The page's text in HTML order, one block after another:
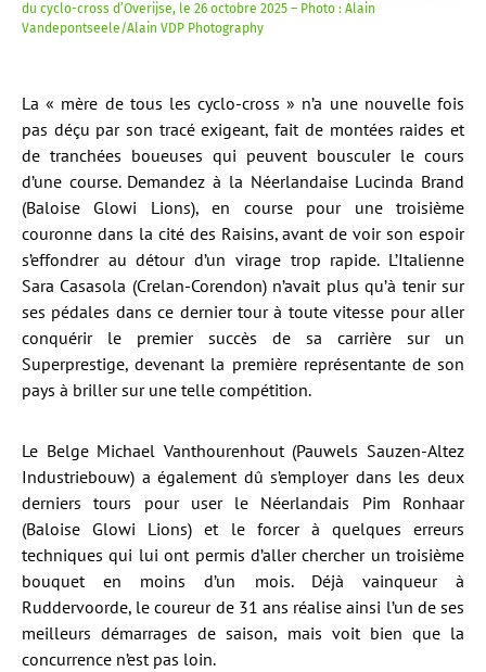
du cyclo-cross d’Overijse, le 26 octobre 2025 – Photo : Alain
Vandepontseele/Alain VDP Photography
La « mère de tous les cyclo-cross » n’a une nouvelle fois
pas déçu par son tracé exigeant, fait de montées raides et
de tranchées boueuses qui peuvent bousculer le cours
d’une course. Demandez à la Néerlandaise Lucinda Brand
(Baloise Glowi Lions), en course pour une troisième
couronne dans la cité des Raisins, avant de voir son espoir
s’effondrer au détour d’un virage trop rapide. L’Italienne
Sara Casasola (Crelan-Corendon) n’avait plus qu’à tenir sur
ses pédales dans ce dernier tour à toute vitesse pour aller
conquérir le premier succès de sa carrière sur un
Superprestige, devenant la première représentante de son
pays à briller sur une telle compétition.
Le Belge Michael Vanthourenhout (Pauwels Sauzen-Altez
Industriebouw) a également dû s’employer dans les deux
derniers tours pour user le Néerlandais Pim Ronhaar
(Baloise Glowi Lions) et le forcer à quelques erreurs
techniques qui lui ont permis d’aller chercher un troisième
bouquet en moins d’un mois. Déjà vainqueur à
Ruddervoorde, le coureur de 31 ans réalise ainsi l’un de ses
meilleurs démarrages de saison, mais voit bien que la
concurrence n’est pas loin.